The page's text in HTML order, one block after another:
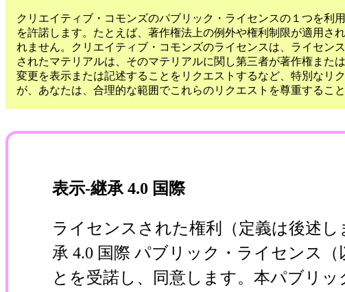
クリエイティブ・コモンズのパブリック・ライセンスの１つを利
を許諾します。たとえば、著作権法上の例外や権利制限が適用さ
れません。クリエイティブ・コモンズのライセンスは、ライセン
されたマテリアルは、そのマテリアルに関し第三者が著作権ま
変更を表示または記述することをリクエストするなど、特別なリ
が、あなたは、合理的な範囲でこれらのリクエストを尊重するこ
表示-継承 4.0 国際
ライセンスされた権利（定義は後述
承 4.0 国際 パブリック・ライセンス
とを受諾し、同意します。本パブリ